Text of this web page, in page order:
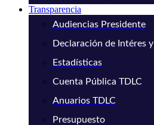
Transparencia
Audiencias Presidente
Declaración de Intéres
Estadísticas
Cuenta Pública TDLC
Anuarios TDLC
Presupuesto